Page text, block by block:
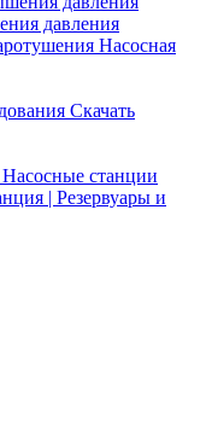
давления
Насосная
Скачать
Насосные станции
| Резервуары и